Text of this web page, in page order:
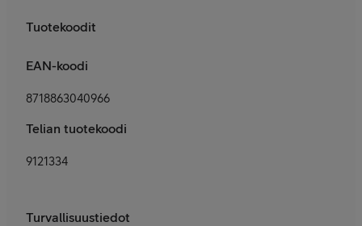
Tuotekoodit
EAN-koodi
8718863040966
Telian tuotekoodi
9121334
Turvallisuustiedot